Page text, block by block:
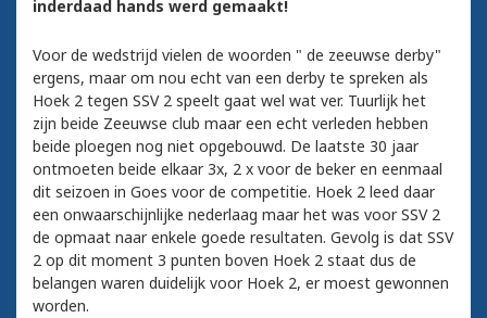
inderdaad hands werd gemaakt!
Voor de wedstrijd vielen de woorden " de zeeuwse derby"
ergens, maar om nou echt van een derby te spreken als
Hoek 2 tegen SSV 2 speelt gaat wel wat ver. Tuurlijk het
zijn beide Zeeuwse club maar een echt verleden hebben
beide ploegen nog niet opgebouwd. De laatste 30 jaar
ontmoeten beide elkaar 3x, 2 x voor de beker en eenmaal
dit seizoen in Goes voor de competitie. Hoek 2 leed daar
een onwaarschijnlijke nederlaag maar het was voor SSV 2
de opmaat naar enkele goede resultaten. Gevolg is dat SSV
2 op dit moment 3 punten boven Hoek 2 staat dus de
belangen waren duidelijk voor Hoek 2, er moest gewonnen
worden.